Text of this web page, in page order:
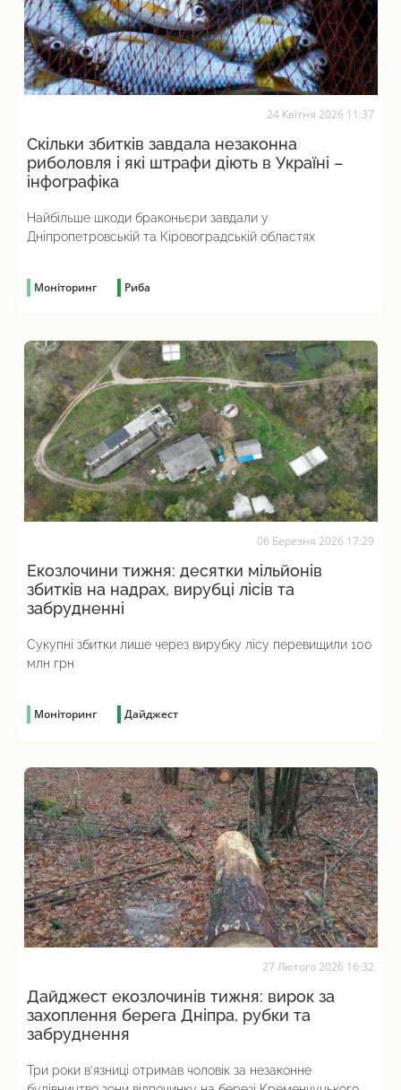
24 Квітня 2026 11:37
Скільки збитків завдала незаконна
риболовля і які штрафи діють в Україні –
інфографіка
Найбільше шкоди браконьєри завдали у
Дніпропетровській та Кіровоградській областях
Моніторинг Риба
06 Березня 2026 17:29
Екозлочини тижня: десятки мільйонів
збитків на надрах, вирубці лісів та
забрудненні
Сукупні збитки лише через вирубку лісу перевищили 100
млн грн
Моніторинг Дайджест
27 Лютого 2026 16:32
Дайджест екозлочинів тижня: вирок за
захоплення берега Дніпра, рубки та
забруднення
Три роки в’язниці отримав чоловік за незаконне